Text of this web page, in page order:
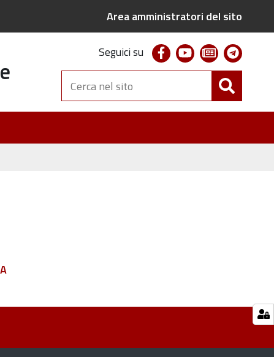
Area amministratori del sito
Seguici su facebookyoutubenewsletter
Cerca
nel
sito